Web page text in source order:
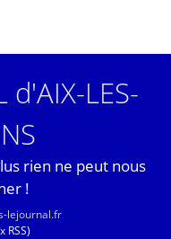
d'AIX-LES-
rien ne peut nous
!
lejournal.fr
RSS)